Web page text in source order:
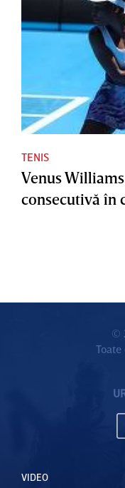
TENIS
Venus
consecutivă în
©
VIDEO